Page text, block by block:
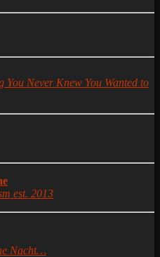
You Never Knew You Wanted to
est. 2013
Nacht…